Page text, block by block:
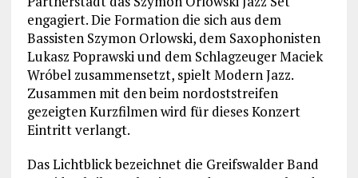
engagiert. Die Formation die sich aus dem
Bassisten Szymon Orlowski, dem Saxophonisten
Lukasz Poprawski und dem Schlagzeuger Maciek
Wróbel zusammensetzt, spielt Modern Jazz.
Zusammen mit den beim nordoststreifen
gezeigten Kurzfilmen wird für dieses Konzert
Eintritt verlangt.
Das Lichtblick bezeichnet die Greifswalder Band